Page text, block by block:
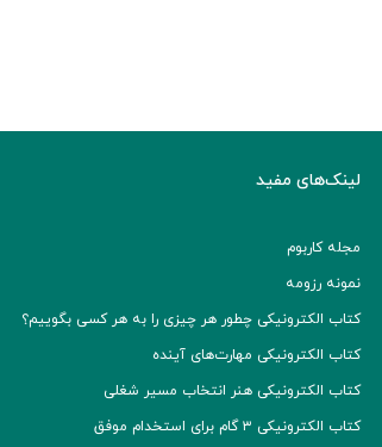
لینک‌های مفید
مجله کاربوم
نمونه رزومه
کتاب الکترونیکی چطور هر چیزی را به هر کسی بگوییم؟
کتاب الکترونیکی مهارت‌های آینده
کتاب الکترونیکی هنر انتخاب مسیر شغلی
کتاب الکترونیکی ۳ گام برای استخدام موفق